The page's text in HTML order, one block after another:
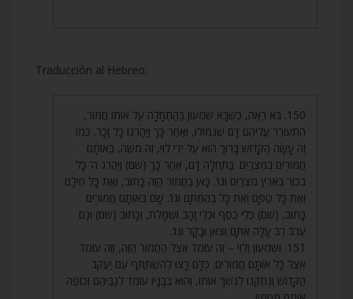
Traducción al Hebreo:
150. בֹּא רְאֵה, כְּשֶׁבָּא שִׁמְעוֹן בַּהַתְחָלָה עַל אוֹתוֹ חֲמוֹר,
הִתְעוֹרֵר עֲלֵיהֶם דָּם שֶׁנִּמּוֹלוּ, וְאַחַר כָּךְ וַיַּהַרְגוּ כָּל זָכָר. כְּמוֹ
זֶה עָשָׂה הַקָּדוֹשׁ בָּרוּךְ הוּא עַל יְדֵי לֵוִי, זֶה מֹשֶׁה, בְּאוֹתָם
חֲמוֹרִים בְּמִצְרַיִם. בַּתְּחִלָּה דָּם, אַחַר כָּךְ (שם) וַיַּהֲרֹג ה’ כָּל
בְּכוֹר בְּאֶרֶץ מִצְרַיִם וגו’. כָּאן בַּחֲמוֹר הַזֶּה כָּתוּב, וְאֶת כָּל חֵילָם
וְאֶת כָּל טַפָּם וְאֶת כָּל בְּהֶמְתָּם וגו’. שָׁם בְּאוֹתָם חֲמוֹרִים
כָּתוּב, (שם) כְּלֵי כֶסֶף וּכְלֵי זָהָב וּשְׂמָלֹת, וְכָתוּב (שם) וְגַם
עֵרֶב רַב עָלָה אִתָּם וְצֹאן וּבָקָר וגו’.
151. וְשִׁמְעוֹן וְלֵוִי – זֶה עוֹמֵד אֵצֶל הַחֲמוֹר הַזֶּה, וְזֶה עוֹמֵד
אֵצֶל כָּל אוֹתָם חֲמוֹרִים. כֻּלָּם רָצוּ לְהִשְׁתַּתֵּף עִם יַעֲקֹב
הַקָּדוֹשׁ וְנִתְקְנוּ לִנְשֹׁךְ אוֹתוֹ, וְהוּא בְּבָנָיו עוֹמֵד לְגַבֵּיהֶם וְכוֹפֶה